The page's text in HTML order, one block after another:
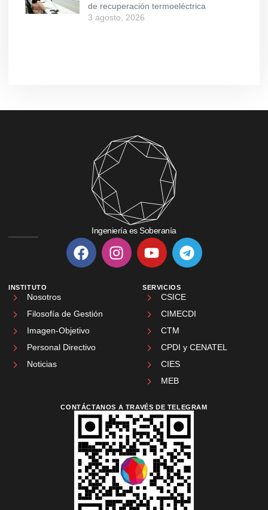
de recuperación termoeléctrica
3 agosto, 2026
Ingeniería es Soberanía
INSTITUTO
Nosotros
Filosofía de Gestión
Imagen-Objetivo
Personal Directivo
Noticias
SERVICIOS
CSICE
CIMECDI
CTM
CPDI y CENATEL
CIES
MEB
CONTÁCTANOS A TRAVÉS DE TELEGRAM